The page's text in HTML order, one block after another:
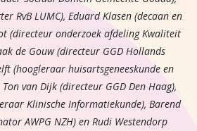
RvB LUMC), Eduard Klasen (decaan en
(directeur onderzoek afdeling Kwaliteit
de Gouw (directeur GGD Hollands
(hoogleraar huisartsgeneeskunde en
van Dijk (directeur GGD Den Haag),
Klinische Informatiekunde), Barend
AWPG NZH) en Rudi Westendorp